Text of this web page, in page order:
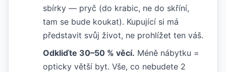
sbírky — pryč (do krabic, ne do skříní,
tam se bude koukat). Kupující si má
představit svůj život, ne prohlížet ten váš.
Odkliďte 30–50 % věcí. Méně nábytku =
opticky větší byt. Vše, co nebudete 2